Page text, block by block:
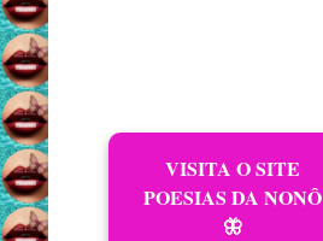
VISITA O SITE
POESIAS DA NONÔ
🦋